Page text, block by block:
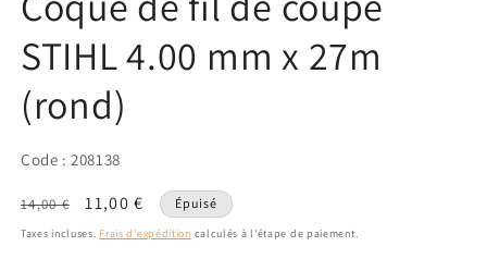
STIHL 4.00 mm x 27m
(rond)
Code : 208138
Prix
habituel
14,00 €
Prix
promotionnel
11,00 € Épuisé
Taxes incluses. Frais d'expédition calculés à l'étape de paiement.